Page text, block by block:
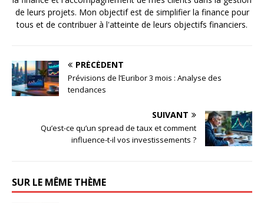
de leurs projets. Mon objectif est de simplifier la finance pour
tous et de contribuer à l'atteinte de leurs objectifs financiers.
PRÉCÉDENT
Prévisions de l’Euribor 3 mois : Analyse des
tendances
SUIVANT
Qu’est-ce qu’un spread de taux et comment
influence-t-il vos investissements ?
SUR LE MÊME THÈME